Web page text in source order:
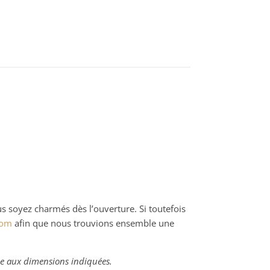
charmés dès l’ouverture. Si toutefois
afin que nous trouvions ensemble une
aux dimensions indiquées.